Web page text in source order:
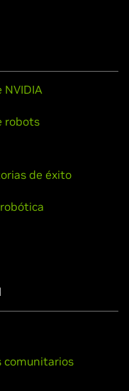
ser robots
el
tres ordenadores
NVIDIA
robots
de éxito
comunitarios